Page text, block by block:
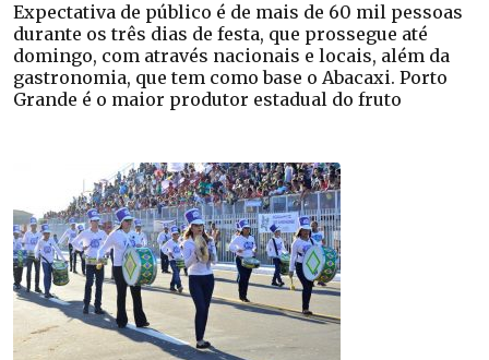
Expectativa de público é de mais de 60 mil pessoas
durante os três dias de festa, que prossegue até
domingo, com através nacionais e locais, além da
gastronomia, que tem como base o Abacaxi. Porto
Grande é o maior produtor estadual do fruto